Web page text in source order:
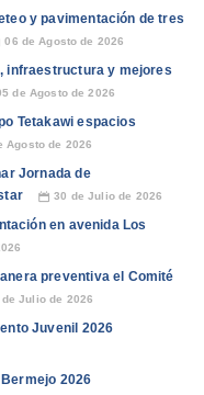
y pavimentación de tres
06 de Agosto de 2026
infraestructura y mejores
de Agosto de 2026
Tetakawi espacios
Agosto de 2026
Jornada de
📅 30 de Julio de 2026
en avenida Los
preventiva el Comité
de Julio de 2026
Juvenil 2026
2026